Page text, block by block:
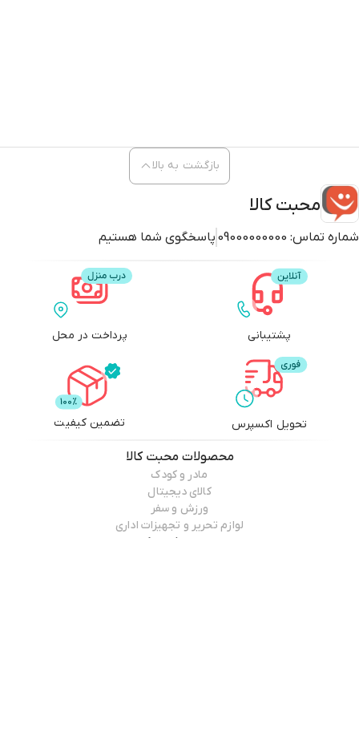
محبت کالا
شماره تماس: 09000000000 پاسخگوی شما هستیم
بازگشت به بالا
پشتیبانی پرداخت در محل
تحویل اکسپرس تضمین کیفیت
محصولاتمحبت کالا
مادر و کودک
کالای دیجیتال
ورزش و سفر
لوازم تحریر و تجهیزات اداری